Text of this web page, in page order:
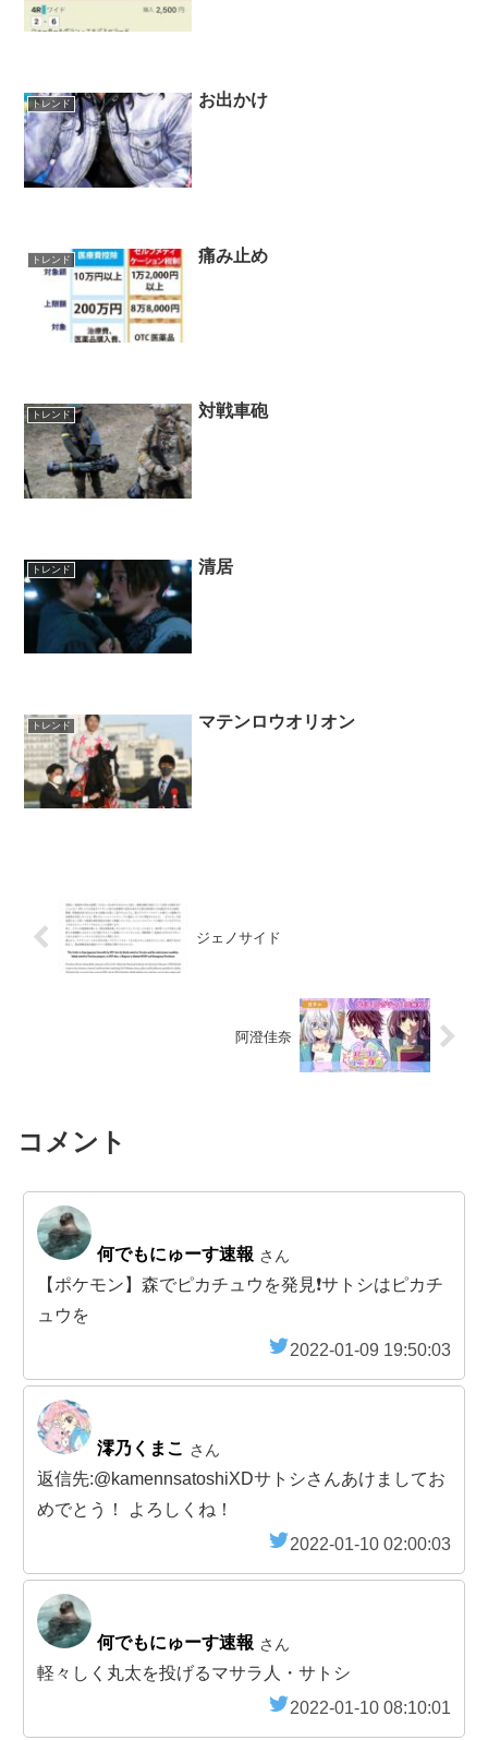
トレンド お出かけ
トレンド 痛み止め
トレンド 対戦車砲
トレンド 清居
トレンド マテンロウオリオン
ジェノサイド
阿澄佳奈
コメント
何でもにゅーす速報 さん
【ポケモン】森でピカチュウを発見❗サトシはピカチ
ュウを
2022-01-09 19:50:03
澪乃くまこ さん
返信先:@kamennsatoshiXDサトシさんあけましてお
めでとう！ よろしくね！
2022-01-10 02:00:03
何でもにゅーす速報 さん
軽々しく丸太を投げるマサラ人・サトシ
2022-01-10 08:10:01